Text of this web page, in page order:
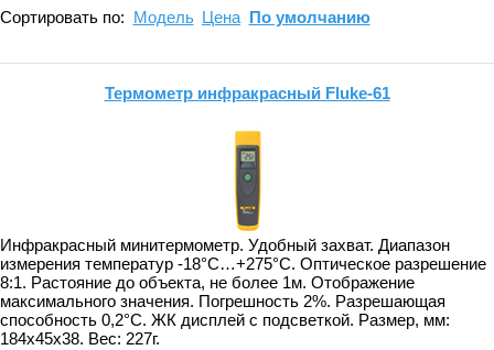
Сортировать по: Модель Цена По умолчанию
Термометр инфракрасный Fluke-61
Инфракрасный минитермометр. Удобный захват. Диапазон
измерения температур -18°С…+275°С. Оптическое разрешение
8:1. Растояние до объекта, не более 1м. Отображение
максимального значения. Погрешность 2%. Разрешающая
способность 0,2°С. ЖК дисплей с подсветкой. Размер, мм:
184х45х38. Вес: 227г.